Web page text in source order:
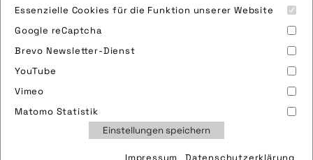
Essenzielle Cookies für die Funktion unserer Website
Google reCaptcha
Brevo Newsletter-Dienst
YouTube
Vimeo
Matomo Statistik
Einstellungen speichern
Impressum Datenschutzerklärung
Nutzungsbedingungen
Datenschutz
Cookies